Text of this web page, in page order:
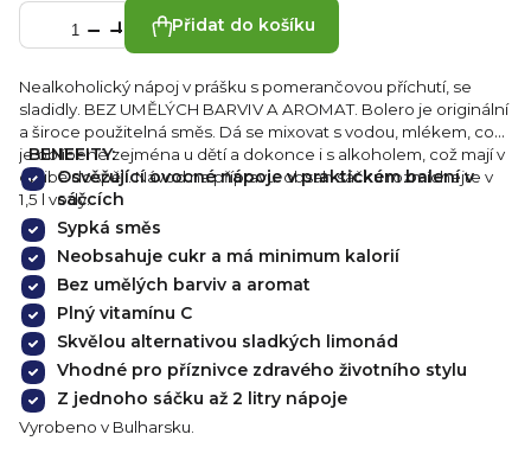
Přidat do košíku
Nealkoholický nápoj v prášku s pomerančovou příchutí, se
sladidly. BEZ UMĚLÝCH BARVIV A AROMAT. Bolero je originální
a široce použitelná směs. Dá se mixovat s vodou, mlékem, což
je oblíbené zejména u dětí a dokonce i s alkoholem, což mají v
oblibě dospělí. Návod na přípravu: obsah sáčku rozmíchejte v
1,5 l vody.
BENEFITY:
Osvěžující ovocné nápoje v praktickém balení v
sáčcích
Sypká směs
Neobsahuje cukr a má minimum kalorií
Bez umělých barviv a aromat
Plný vitamínu C
Skvělou alternativou sladkých limonád
Vhodné pro příznivce zdravého životního stylu
Z jednoho sáčku až 2 litry nápoje
Vyrobeno v Bulharsku.